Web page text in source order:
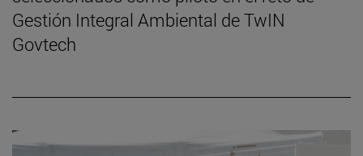
Gestión Integral Ambiental de TwIN
Govtech